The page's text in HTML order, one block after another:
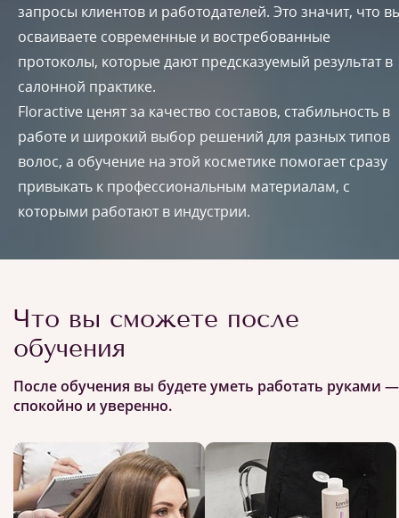
запросы клиентов и работодателей. Это значит, что
осваиваете современные и востребованные
протоколы, которые дают предсказуемый результат в
салонной практике.
Floractive ценят за качество составов, стабильность в
работе и широкий выбор решений для разных типов
волос, а обучение на этой косметике помогает сразу
привыкать к профессиональным материалам, с
которыми работают в индустрии.
Что вы сможете после
обучения
После обучения вы будете уметь работать руками —
спокойно и уверенно.